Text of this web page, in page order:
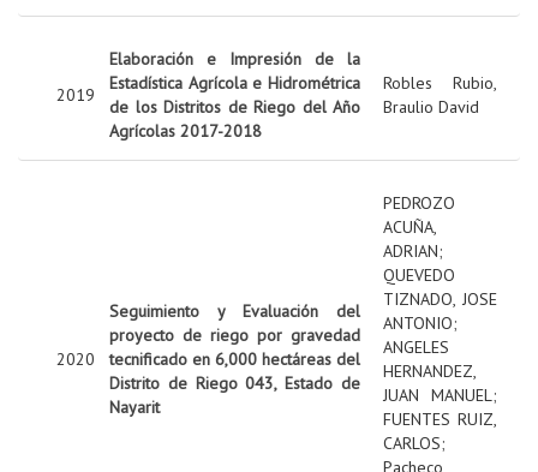
2019
Elaboración e Impresión de la
Estadística Agrícola e Hidrométrica
de los Distritos de Riego del Año
Agrícolas 2017-2018
Robles Rubio,
Braulio David
2020
Seguimiento y Evaluación del
proyecto de riego por gravedad
tecnificado en 6,000 hectáreas del
Distrito de Riego 043, Estado de
Nayarit
PEDROZO
ACUÑA,
ADRIAN;
QUEVEDO
TIZNADO, JOSE
ANTONIO;
ANGELES
HERNANDEZ,
JUAN MANUEL;
FUENTES RUIZ,
CARLOS;
Pacheco